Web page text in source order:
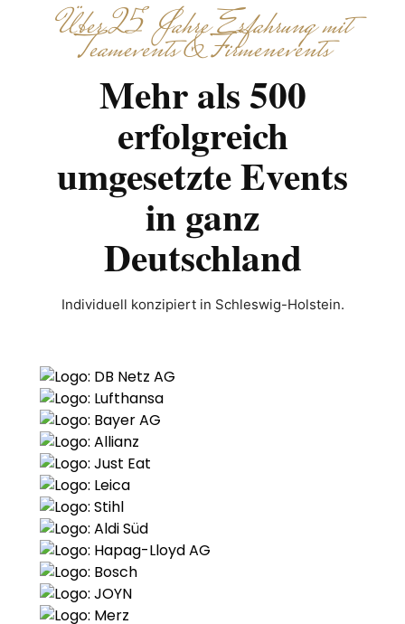
Über 25 Jahre Erfahrung mit
Teamevents & Firmenevents
Mehr als 500
erfolgreich
umgesetzte Events
in ganz
Deutschland
Individuell konzipiert in Schleswig-Holstein.